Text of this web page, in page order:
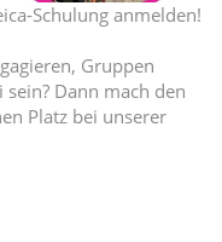
Schulung anmelden!
Gruppen
Dann mach den
Platz bei unserer